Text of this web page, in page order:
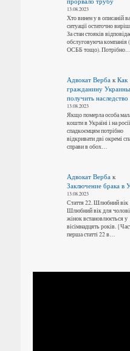
13.08.2023
Хто винен у в описаній
ситуації остаточно
За стан стояків
обслуговуюча
ОСББ тощо). Потрібно…
Адвокат Вербак Как
гражданину Украины
получить
13.08.2023
Якщо померла особа
кошти в Україні і на
спадкоємцям потрібно
відкривати дві окремі
справи в обох…
Адвокат Вербак
Заключение брака в
13.08.2023
Стаття 22. Шлюбний вік
Шлюбний вік для
жінок встановлюється у
вісімнадцять років.
перша статті 22 в…